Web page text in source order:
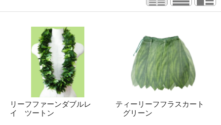
リーフファーンダブルレ
イ ツートン
ティーリーフフラスカート
グリーン